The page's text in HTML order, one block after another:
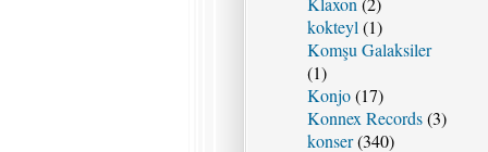
kokteyl (1)
Komşu Galaksiler
(1)
Konjo(17)
Konnex Records(3)
konser(340)